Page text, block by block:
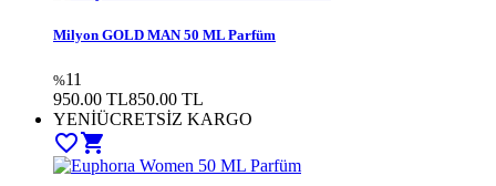
Milyon GOLD MAN 50 ML Parfüm
%11
950.00 TL850.00 TL
YENİÜCRETSİZ KARGO
favorite_bordershopping_cart